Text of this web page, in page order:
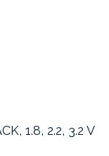
1.8, 2.2, 3.2 V